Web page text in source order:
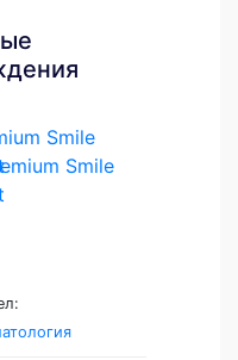
Smile